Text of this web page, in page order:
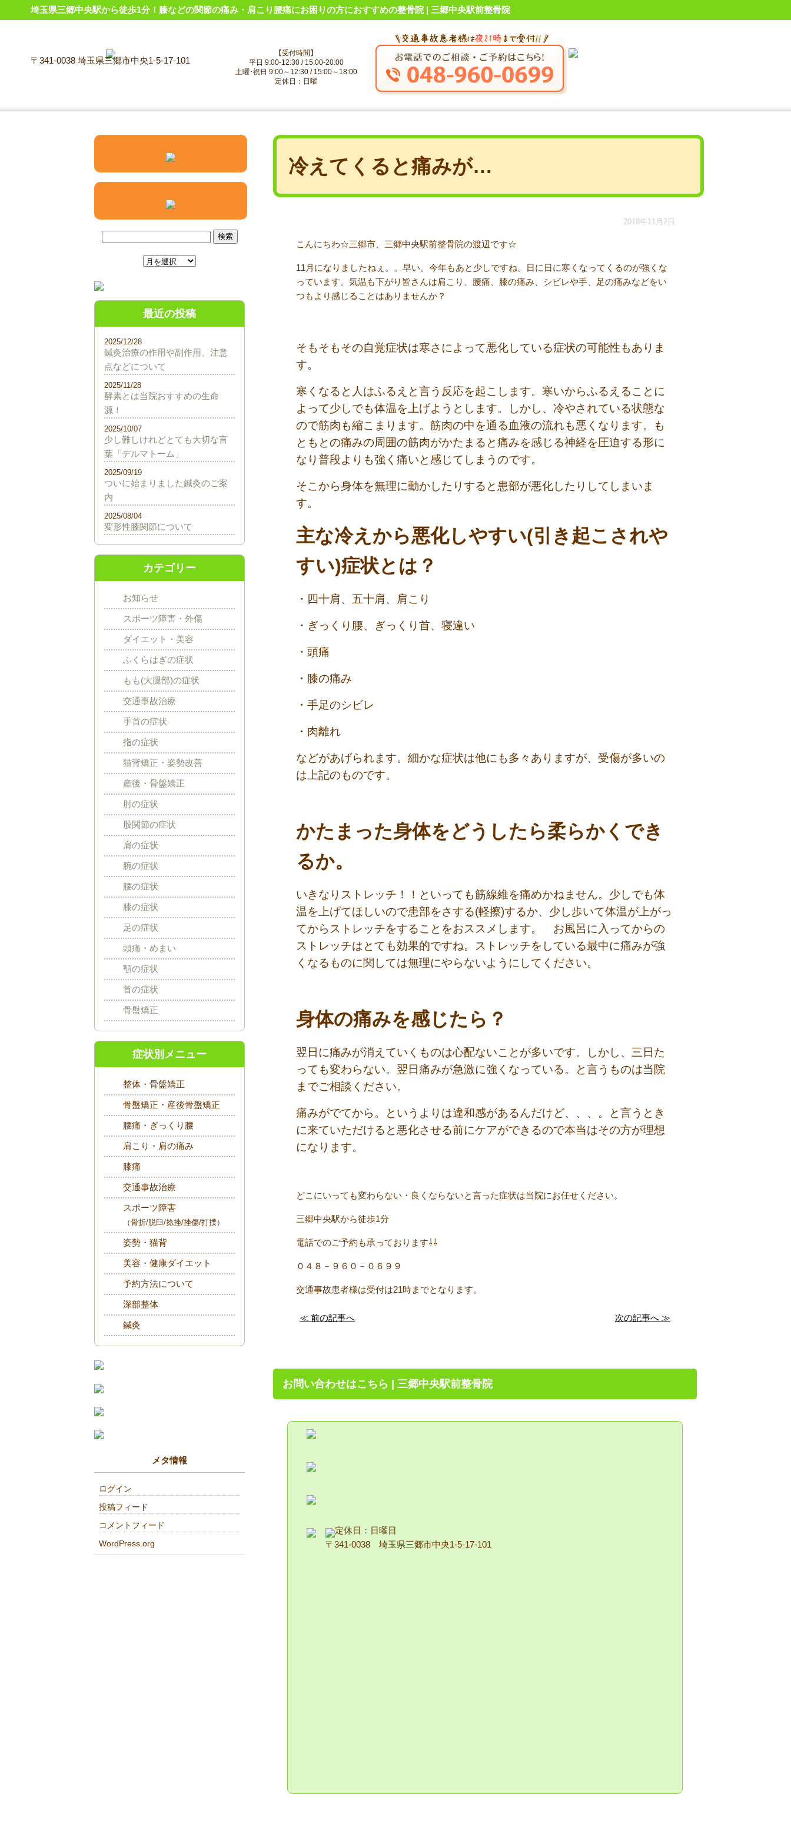
埼玉県三郷中央駅から徒歩1分！膝などの関節の痛み・肩こり腰痛にお困りの方におすすめの整骨院 | 三郷中央駅前整骨院
〒341-0038 埼玉県三郷市中央1-5-17-101
【受付時間】
平日 9:00-12:30 / 15:00-20:00
土曜･祝日 9:00～12:30 / 15:00～18:00
定休日：日曜
冷えてくると痛みが…
2018年11月2日
こんにちわ☆三郷市、三郷中央駅前整骨院の渡辺です☆
11月になりましたねぇ。。早い。今年もあと少しですね。日に日に寒くなってくるのが強くな
っています。気温も下がり皆さんは肩こり、腰痛、膝の痛み、シビレや手、足の痛みなどをい
つもより感じることはありませんか？
そもそもその自覚症状は寒さによって悪化している症状の可能性もありま
す。
寒くなると人はふるえと言う反応を起こします。寒いからふるえることに
よって少しでも体温を上げようとします。しかし、冷やされている状態な
ので筋肉も縮こまります。筋肉の中を通る血液の流れも悪くなります。も
ともとの痛みの周囲の筋肉がかたまると痛みを感じる神経を圧迫する形に
なり普段よりも強く痛いと感じてしまうのです。
そこから身体を無理に動かしたりすると患部が悪化したりしてしまいま
す。
主な冷えから悪化しやすい(引き起こされや
すい)症状とは？
・四十肩、五十肩、肩こり
・ぎっくり腰、ぎっくり首、寝違い
・頭痛
・膝の痛み
・手足のシビレ
・肉離れ
などがあげられます。細かな症状は他にも多々ありますが、受傷が多いの
は上記のものです。
かたまった身体をどうしたら柔らかくでき
るか。
いきなりストレッチ！！といっても筋線維を痛めかねません。少しでも体
温を上げてほしいので患部をさする(軽擦)するか、少し歩いて体温が上がっ
てからストレッチをすることをおススメします。 お風呂に入ってからの
ストレッチはとても効果的ですね。ストレッチをしている最中に痛みが強
くなるものに関しては無理にやらないようにしてください。
身体の痛みを感じたら？
翌日に痛みが消えていくものは心配ないことが多いです。しかし、三日た
っても変わらない。翌日痛みが急激に強くなっている。と言うものは当院
までご相談ください。
痛みがでてから。というよりは違和感があるんだけど、、、。と言うとき
に来ていただけると悪化させる前にケアができるので本当はその方が理想
になります。
どこにいっても変わらない・良くならないと言った症状は当院にお任せください。
三郷中央駅から徒歩1分
電話でのご予約も承っております⇩⇩
０４８－９６０－０６９９
交通事故患者様は受付は21時までとなります。
≪ 前の記事へ 次の記事へ ≫
お問い合わせはこちら | 三郷中央駅前整骨院
定休日：日曜日
〒341-0038 埼玉県三郷市中央1-5-17-101
最近の投稿
鍼灸治療の作用や副作用、注意
点などについて
2025/12/28
酵素とは当院おすすめの生命
源！
2025/11/28
少し難しけれどとても大切な言
葉「デルマトーム」
2025/10/07
ついに始まりました鍼灸のご案
内
2025/09/19
変形性膝関節について
2025/08/04
カテゴリー
お知らせ
スポーツ障害・外傷
ダイエット・美容
ふくらはぎの症状
もも(大腿部)の症状
交通事故治療
手首の症状
指の症状
猫背矯正・姿勢改善
産後・骨盤矯正
肘の症状
股関節の症状
肩の症状
腕の症状
腰の症状
膝の症状
足の症状
頭痛・めまい
顎の症状
首の症状
骨盤矯正
症状別メニュー
整体・骨盤矯正
骨盤矯正・産後骨盤矯正
腰痛・ぎっくり腰
肩こり・肩の痛み
膝痛
交通事故治療
スポーツ障害
（骨折/脱臼/捻挫/挫傷/打撲）
姿勢・猫背
美容・健康ダイエット
予約方法について
深部整体
鍼灸
メタ情報
ログイン
投稿フィード
コメントフィード
WordPress.org